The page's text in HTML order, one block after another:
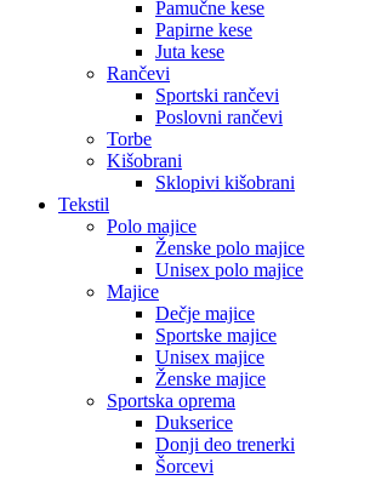
Pamučne kese
Papirne kese
Juta kese
Rančevi
Sportski rančevi
Poslovni rančevi
Torbe
Kišobrani
Sklopivi kišobrani
Tekstil
Polo majice
Ženske polo majice
Unisex polo majice
Majice
Dečje majice
Sportske majice
Unisex majice
Ženske majice
Sportska oprema
Dukserice
Donji deo trenerki
Šorcevi